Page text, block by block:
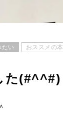
たい おススメの本
た(#^^#)